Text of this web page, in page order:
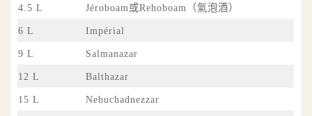
4.5 L Jéroboam或Rehoboam（氣泡酒）
6 L Impérial
9 L Salmanazar
12 L Balthazar
15 L Nebuchadnezzar